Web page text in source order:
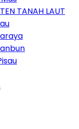
TANAH LAUT